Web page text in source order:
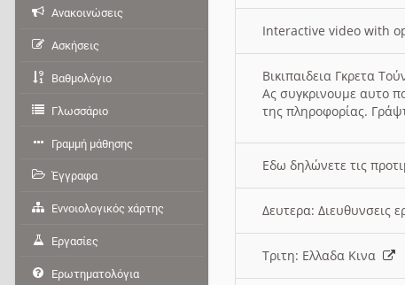
Interactive video with
Βικιπαιδεια Γκρετα
Ας συγκρινουμε αυτο
της πληροφορίας.
Εδω δηλώνετε τις
Δευτερα: Διευθυνσεις
Τριτη: Ελλαδα Κινα
Ανακοινώσεις
Ασκήσεις
Βαθμολόγιο
Γλωσσάριο
Γραμμή μάθησης
Έγγραφα
Εννοιολογικός χάρτης
Εργασίες
Ερωτηματολόγια